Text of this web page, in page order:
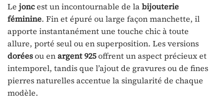
Le joncest un incontournable de labijouterie
féminine. Fin et épuré ou large façon manchette, il
apporte instantanément une touche chic à toute
allure, porté seul ou en superposition. Les versions
doréesou enargent 925offrent un aspect précieux et
intemporel, tandis que l’ajout de gravures ou de fines
pierres naturelles accentue la singularité de chaque
modèle.